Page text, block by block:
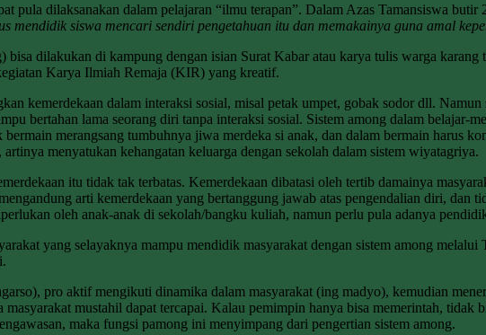
pula dilaksanakan dalam pelajaran “ilmu terapan”. Dalam Azas Tamansiswa butir
mendidik siswa mencari sendiri pengetahuan itu dan memakainya guna amal
dilakukan di kampung dengan isian Surat Kabar atau karya tulis warga karang
Karya Ilmiah Remaja (KIR) yang kreatif.
kemerdekaan dalam interaksi sosial, misal petak umpet, gobak sodor dll.
bertahan lama seorang diri tanpa interaksi sosial. Sistem among dalam belajar-
merangsang tumbuhnya jiwa merdeka si anak, dan dalam bermain harus
menyatukan kehangatan keluarga dengan sekolah dalam sistem wiyatagriya.
itu tidak tak terbatas. Kemerdekaan dibatasi oleh tertib damainya
arti kemerdekaan yang bertanggung jawab atas pengendalian diri, dan
oleh anak-anak di sekolah/bangku kuliah, namun perlu pula adanya
yang selayaknya mampu mendidik masyarakat dengan sistem among
pro aktif mengikuti dinamika dalam masyarakat (ing madyo), kemudian
mustahil dapat tercapai. Kalau pemimpin hanya bisa memerintah,
maka fungsi pamong ini menyimpang dari pengertian sistem among.